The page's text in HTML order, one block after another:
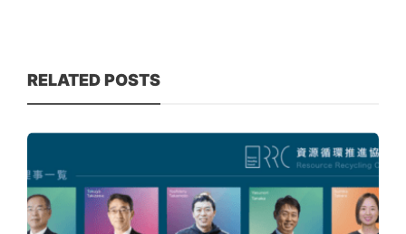
RELATED POSTS